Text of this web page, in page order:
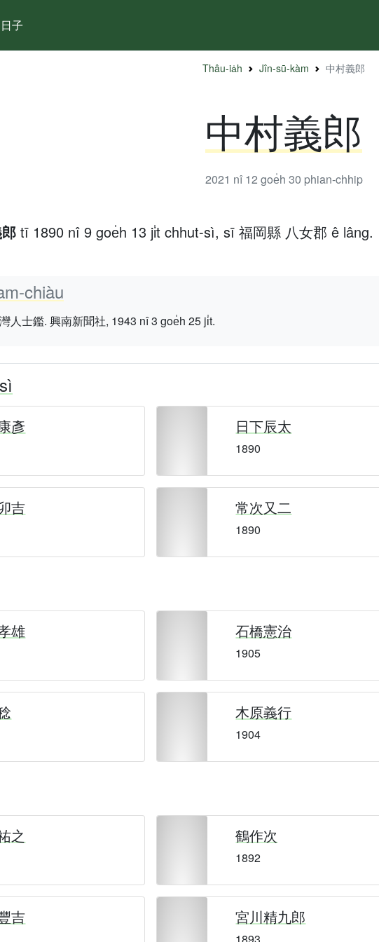
日子
Thâu-ia̍h Jîn-sū-kàm 中村義郎
中村義郎
2021 nî 12 goe̍h 30 phian-chhip
tī 1890 nî 9 goe̍h 13 ji̍t chhut-sì, sī 福岡縣 八女郡 ê lâng.
chiàu
人士鑑. 興南新聞社, 1943 nî 3 goe̍h 25 ji̍t.
彥 日下辰太
1890
吉 常次又二
1890
雄 石橋憲治
1905
木原義行
1904
之 鶴作次
1892
吉 宮川精九郎